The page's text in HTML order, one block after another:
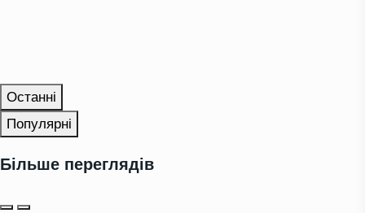
Останні
Популярні
Більше переглядів